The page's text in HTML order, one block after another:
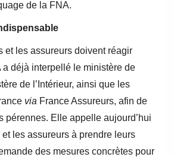
de la FNA.
et les assureurs doivent réagir
a déjà interpellé le ministère de
de l’Intérieur, ainsi que les
via France Assureurs, afin de
pérennes. Elle appelle aujourd’hui
les assureurs à prendre leurs
des mesures concrètes pour